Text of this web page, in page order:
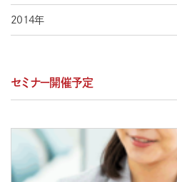
2014年
セミナー開催予定